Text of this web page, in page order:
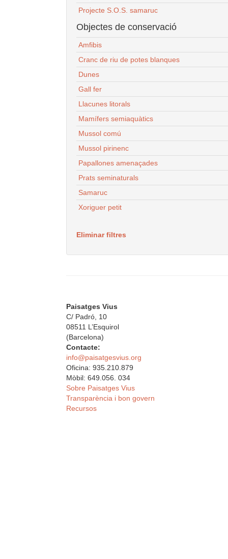
Projecte S.O.S. samaruc
Objectes de conservació
Amfibis
Cranc de riu de potes blanques
Dunes
Gall fer
Llacunes litorals
Mamífers semiaquàtics
Mussol comú
Mussol pirinenc
Papallones amenaçades
Prats seminaturals
Samaruc
Xoriguer petit
Eliminar filtres
Paisatges Vius
C/ Padró, 10
08511 L’Esquirol
(Barcelona)
Contacte:
info@paisatgesvius.org
Oficina: 935.210.879
Mòbil: 649.056. 034
Sobre Paisatges Vius
Transparència i bon govern
Recursos